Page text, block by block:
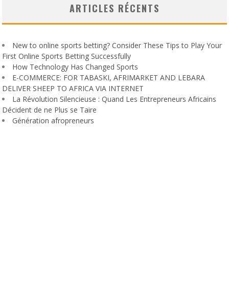
ARTICLES RÉCENTS
New to online sports betting? Consider These Tips to Play Your
First Online Sports Betting Successfully
How Technology Has Changed Sports
E-COMMERCE: FOR TABASKI, AFRIMARKET AND LEBARA
DELIVER SHEEP TO AFRICA VIA INTERNET
La Révolution Silencieuse : Quand Les Entrepreneurs Africains
Décident de ne Plus se Taire
Génération afropreneurs